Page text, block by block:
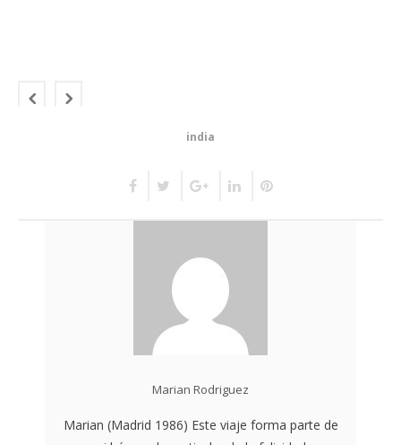
india
Marian Rodriguez
Marian (Madrid 1986) Este viaje forma parte de